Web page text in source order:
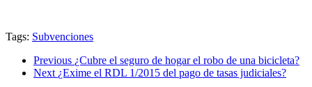
Tags: Subvenciones
Previous ¿Cubre el seguro de hogar el robo de una bicicleta?
Next ¿Exime el RDL 1/2015 del pago de tasas judiciales?